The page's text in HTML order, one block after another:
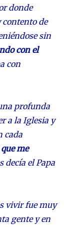
donde
contento de
sin
con el
con
profunda
a la Iglesia y
cada
me
decía el Papa
vivir fue muy
gente y en